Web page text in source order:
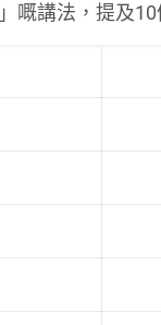
嘅講法，提及